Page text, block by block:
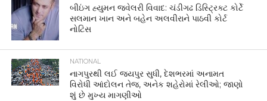
બીઇંગ હ્યુમન જ્વેલરી વિવાદ: ચંડીગઢ ડિસ્ટ્રિક્ટ કોર્ટે
સલમાન ખાન અને બહેન અલવીરાને પાઠવી કોર્ટ
નોટિસ
NATIONAL
નાગપુરથી લઈ જયપુર સુધી, દેશભરમાં અનામત
વિરોધી આંદોલન તેજ, અનેક શહેરોમાં રેલીઓ; જાણો
શું છે મુખ્ય માગણીઓ